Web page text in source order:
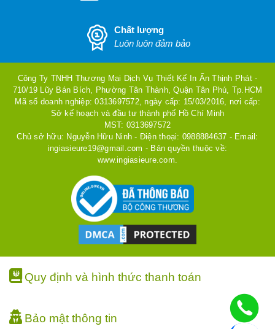
Chất lượng
Luôn luôn đảm bảo
Công Ty TNHH Thương Mại Dịch Vụ Thiết Kế In Ấn Thịnh Phát -
710/19 Lũy Bán Bích, Phường Tân Thành, Quận Tân Phú, Tp.HCM
Mã số doanh nghiệp: 0313697572, ngày cấp: 15/03/2016, nơi cấp:
Sở kế hoạch và đầu tư thành phố Hồ Chí Minh
MST: 0313697572
Chủ sở hữu: Nguyễn Hữu Ninh - Điện thoại: 0988884637 - Email:
ingiasieure19@gmail.com - Bản quyền thuộc về:
www.ingiasieure.com.
Quy định và hình thức thanh toán
Bảo mật thông tin